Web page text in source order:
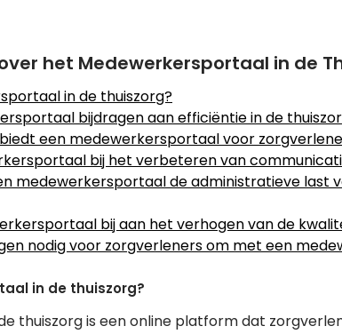
het Medewerkersportaal in de
in de thuiszorg?
bijdragen aan efficiëntie in de
een medewerkersportaal voor
bij het verbeteren van
medewerkersportaal de administratieve last
bij aan het verhogen van de
nodig voor zorgverleners om met een
in de thuiszorg?
thuiszorg is een online platform dat